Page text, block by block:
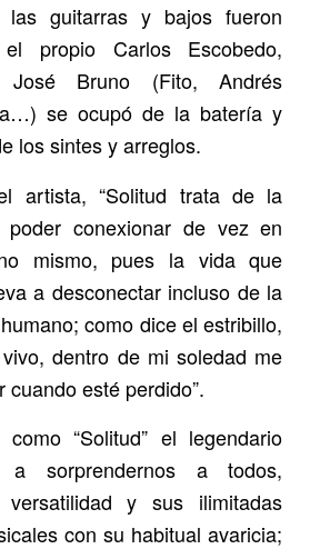
guitarras y bajos fueron
propio Carlos Escobedo,
José Bruno (Fito, Andrés
se ocupó de la batería y
los sintes y arreglos.
artista, “Solitud trata de la
poder conexionar de vez en
mismo, pues la vida que
a desconectar incluso de la
como dice el estribillo,
dentro de mi soledad me
cuando esté perdido”.
“Solitud” el legendario
a sorprendernos a todos,
y sus ilimitadas
con su habitual avaricia;